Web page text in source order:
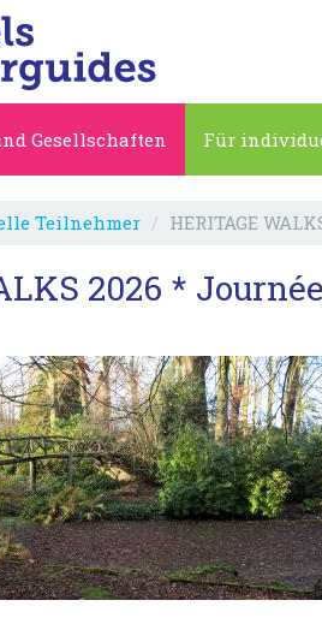
Gesellschaften Für
Teilnehmer HERITAGE
2026 *